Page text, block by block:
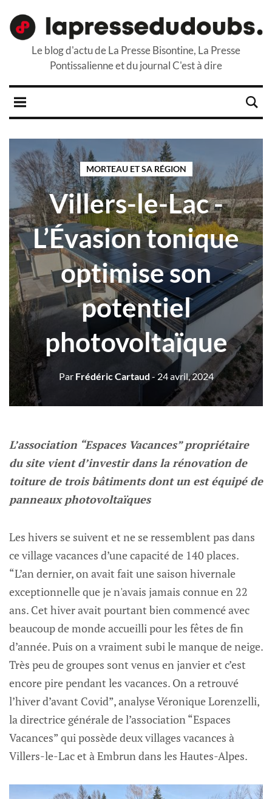
Le blog d'actu de La Presse Bisontine, La Presse
Pontissalienne et du journal C'est à dire
MORTEAU ET SA RÉGION
Villers-le-Lac -
L’Évasion tonique
optimise son
potentiel
photovoltaïque
ParFrédéric Cartaud - 24 avril, 2024
L’association “Espaces Vacances” propriétaire
du site vient d’investir dans la rénovation de
toiture de trois bâtiments dont un est équipé de
panneaux photovoltaïques
Les hivers se suivent et ne se ressemblent pas dans
ce village vacances d’une capacité de 140 places.
“L’an dernier, on avait fait une saison hivernale
exceptionnelle que je n'avais jamais connue en 22
ans. Cet hiver avait pourtant bien commencé avec
beaucoup de monde accueilli pour les fêtes de fin
d’année. Puis on a vraiment subi le manque de neige.
Très peu de groupes sont venus en janvier et c’est
encore pire pendant les vacances. On a retrouvé
l’hiver d’avant Covid”, analyse Véronique Lorenzelli,
la directrice générale de l’association “Espaces
Vacances” qui possède deux villages vacances à
Villers-le-Lac et à Embrun dans les Hautes-Alpes.